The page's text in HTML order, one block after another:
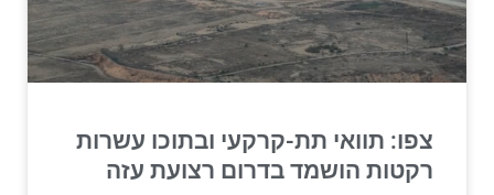
צפו: תוואי תת-קרקעי ובתוכו עשרות
רקטות הושמד בדרום רצועת עזה